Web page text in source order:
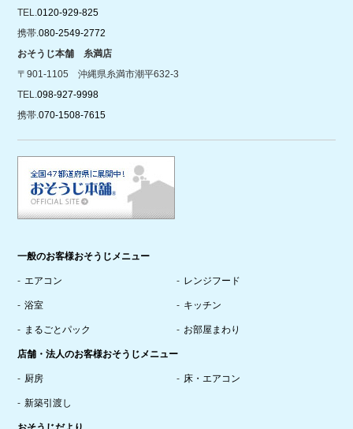
TEL.0120-929-825
携帯.080-2549-2772
おそうじ本舗 糸満店
〒901-1105 沖縄県糸満市潮平632-3
TEL.098-927-9998
携帯.070-1508-7615
一般のお客様おそうじメニュー
エアコン レンジフード
浴室 キッチン
まるごとパック お部屋まわり
店舗・法人のお客様おそうじメニュー
厨房 床・エアコン
新築引渡し